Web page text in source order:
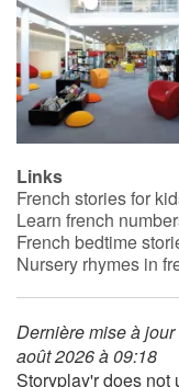
Links
French stories for
Learn french
French bedtime
Nursery rhymes in
Dernière mise à jour
août 2026 à 09:18
Storyplay'r does not